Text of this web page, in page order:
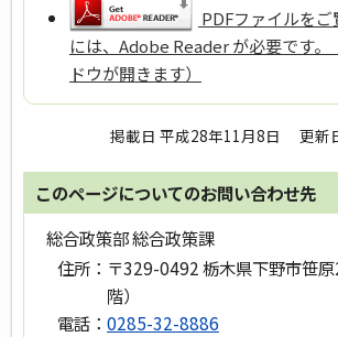
PDFファイルを
には、Adobe Reader が必要です。
ドウが開きます）
掲載日 平成28年11月8日 更新
このページについてのお問い合わせ先
総合政策部 総合政策課
住所： 〒329-0492 栃木県下野市笹
階）
電話： 0285-32-8886